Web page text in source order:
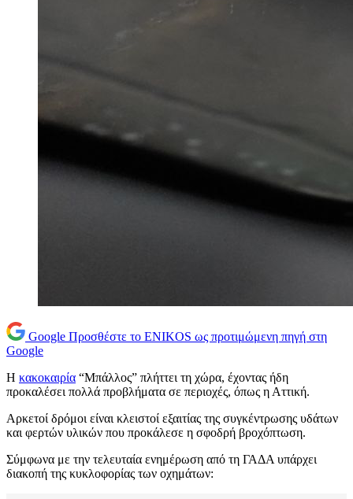
Google Προσθέστε το ENIKOS ως προτιμώμενη πηγή στη
Google
Η κακοκαιρία “Μπάλλος” πλήττει τη χώρα, έχοντας ήδη
προκαλέσει πολλά προβλήματα σε περιοχές, όπως η Αττική.
Αρκετοί δρόμοι είναι κλειστοί εξαιτίας της συγκέντρωσης υδάτων
και φερτών υλικών που προκάλεσε η σφοδρή βροχόπτωση.
Σύμφωνα με την τελευταία ενημέρωση από τη ΓΑΔΑ υπάρχει
διακοπή της κυκλοφορίας των οχημάτων: